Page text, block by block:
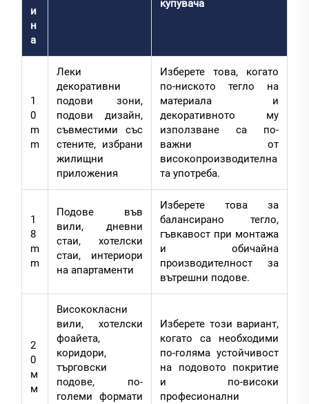
и
н
а
купувача
1
0
m
m
Леки
декоративни
подови зони,
подови дизайн,
съвместими със
стените, избрани
жилищни
приложения
Изберете това, когато
по-ниското тегло на
материала и
декоративното му
използване са по-
важни от
високопроизводителна
та употреба.
1
8
m
m
Подове във
вили, дневни
стаи, хотелски
стаи, интериори
на апартаменти
Изберете това за
балансирано тегло,
гъвкавост при монтажа
и обичайна
производителност за
вътрешни подове.
2
0
м
м
Висококласни
вили, хотелски
фоайета,
коридори,
търговски
подове, по-
големи формати
Изберете този вариант,
когато са необходими
по-голяма устойчивост
на подовото покритие
и по-високи
професионални